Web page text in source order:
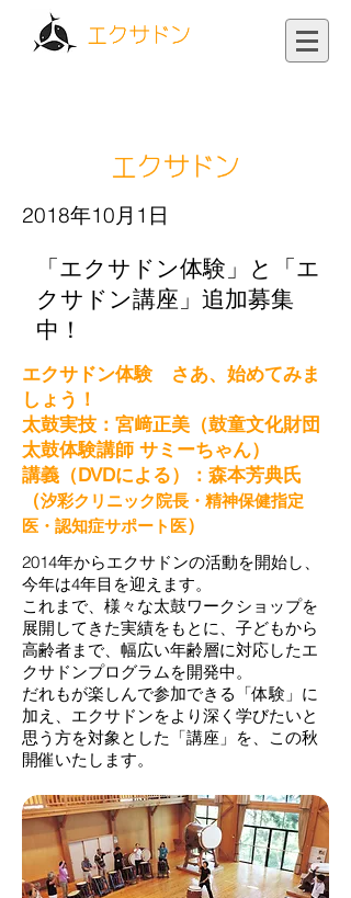
2018年10月1 日
「エクサドン体験」と「エ
クサドン講座」追加募集
中！
エクサドン体験 さあ、始めてみま
しょう！
太鼓実技：宮﨑正美（鼓童文化財団
太鼓体験講師 サミーちゃん）
講義（DVDによる）：森本芳典氏
（汐彩クリニック院長・精神保健指定
医・認知症サポート医）
2014年からエクサドンの活動を開始し、
今年は4年目を迎えます。
これまで、様々な太鼓ワークショップを
展開してきた実績をもとに、子どもから
高齢者まで、幅広い年齢層に対応したエ
クサドンプログラムを開発中。
だれもが楽しんで参加できる「体験」に
加え、エクサドンをより深く学びたいと
思う方を対象とした「講座」を、この秋
開催いたします。